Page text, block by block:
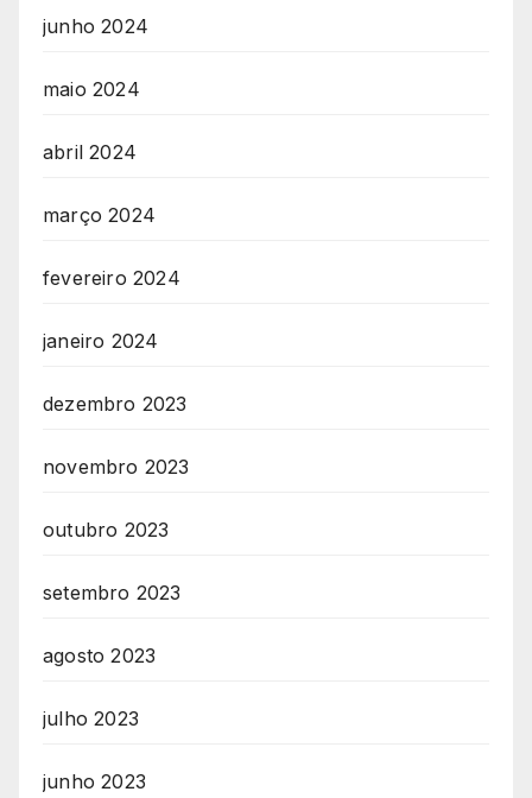
junho 2024
maio 2024
abril 2024
março 2024
fevereiro 2024
janeiro 2024
dezembro 2023
novembro 2023
outubro 2023
setembro 2023
agosto 2023
julho 2023
junho 2023